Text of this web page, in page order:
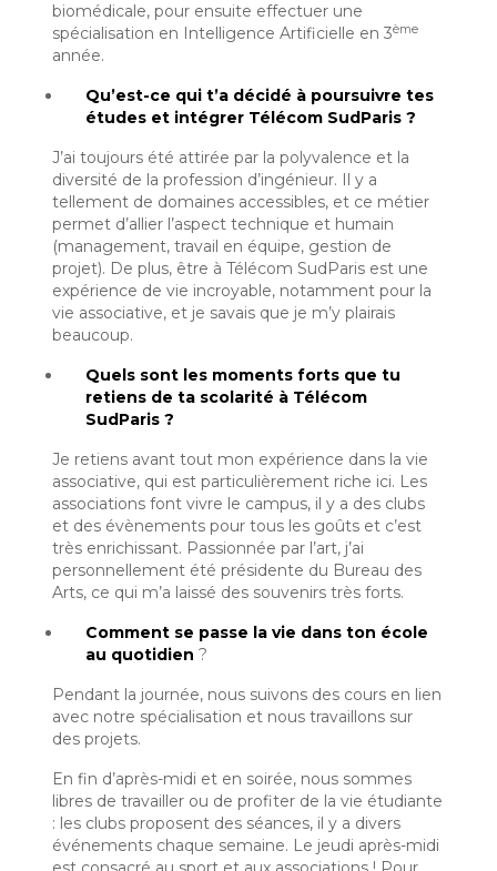
biomédicale, pour ensuite effectuer une
spécialisation en Intelligence Artificielle en 3ème
année.
Qu’est-ce qui t’a décidé à poursuivre tes
études et intégrer Télécom SudParis ?
J’ai toujours été attirée par la polyvalence et la
diversité de la profession d’ingénieur. Il y a
tellement de domaines accessibles, et ce métier
permet d’allier l’aspect technique et humain
(management, travail en équipe, gestion de
projet). De plus, être à Télécom SudParis est une
expérience de vie incroyable, notamment pour la
vie associative, et je savais que je m’y plairais
beaucoup.
Quels sont les moments forts que tu
retiens de ta scolarité à Télécom
SudParis ?
Je retiens avant tout mon expérience dans la vie
associative, qui est particulièrement riche ici. Les
associations font vivre le campus, il y a des clubs
et des évènements pour tous les goûts et c’est
très enrichissant. Passionnée par l’art, j’ai
personnellement été présidente du Bureau des
Arts, ce qui m’a laissé des souvenirs très forts.
Comment se passe la vie dans ton école
au quotidien ?
Pendant la journée, nous suivons des cours en lien
avec notre spécialisation et nous travaillons sur
des projets.
En fin d’après-midi et en soirée, nous sommes
libres de travailler ou de profiter de la vie étudiante
: les clubs proposent des séances, il y a divers
événements chaque semaine. Le jeudi après-midi